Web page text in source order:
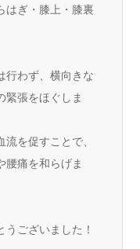
はぎ・膝上・膝裏
行わず、横向きな
緊張をほぐしま
を促すことで、
腰痛を和らげま
ございました！